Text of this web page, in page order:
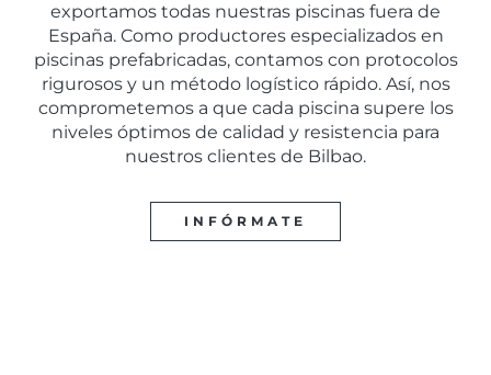
exportamos todas nuestras piscinas fuera de
España. Como productores especializados en
piscinas prefabricadas, contamos con protocolos
rigurosos y un método logístico rápido. Así, nos
comprometemos a que cada piscina supere los
niveles óptimos de calidad y resistencia para
nuestros clientes de Bilbao.
INFÓRMATE